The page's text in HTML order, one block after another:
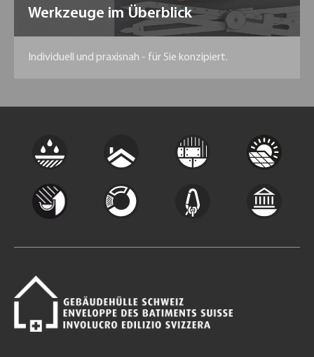
Werkzeuge im Überblick
Individuell und praxisnah - für Sie konzipiert.